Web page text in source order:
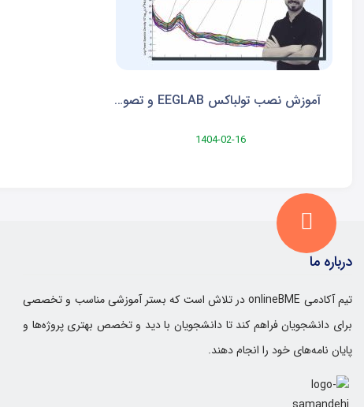
آموزش نصب تولباکس EEGLAB و تصویرسازی سیگنال EEG
1404-02-16
درباره ما
تیم آکادمی onlineBME در تلاش است که بستر آموزشی مناسب و تخصصی
برای دانشجویان فراهم کند تا دانشجویان با دید و تخصص بهتری پروژه‌ها و
پایان نامه‌های خود را انجام دهند.